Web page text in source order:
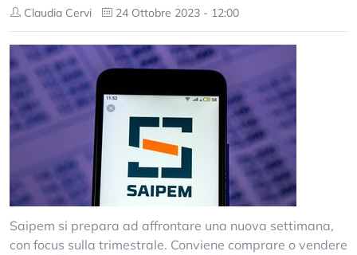
Claudia Cervi 24 Ottobre 2023 - 12:00
Saipem si prepara ad affrontare una nuova settimana,
con focus sulla trimestrale. Conviene comprare o vendere